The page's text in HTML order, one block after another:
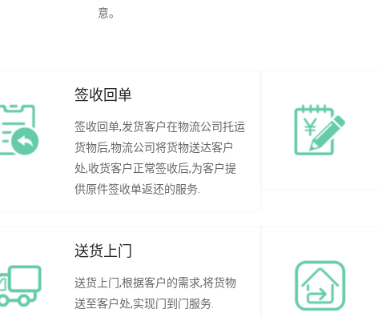
意。
签收回单
签收回单,发货客户在物流公司托运
货物后,物流公司将货物送达客户
处,收货客户正常签收后,为客户提
供原件签收单返还的服务.
送货上门
送货上门,根据客户的需求,将货物
送至客户处,实现门到门服务.